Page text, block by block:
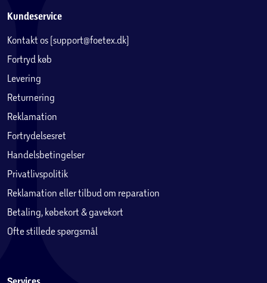
Kundeservice
Kontakt os (support@foetex.dk)
Fortryd køb
Levering
Returnering
Reklamation
Fortrydelsesret
Handelsbetingelser
Privatlivspolitik
Reklamation eller tilbud om reparation
Betaling, købekort & gavekort
Ofte stillede spørgsmål